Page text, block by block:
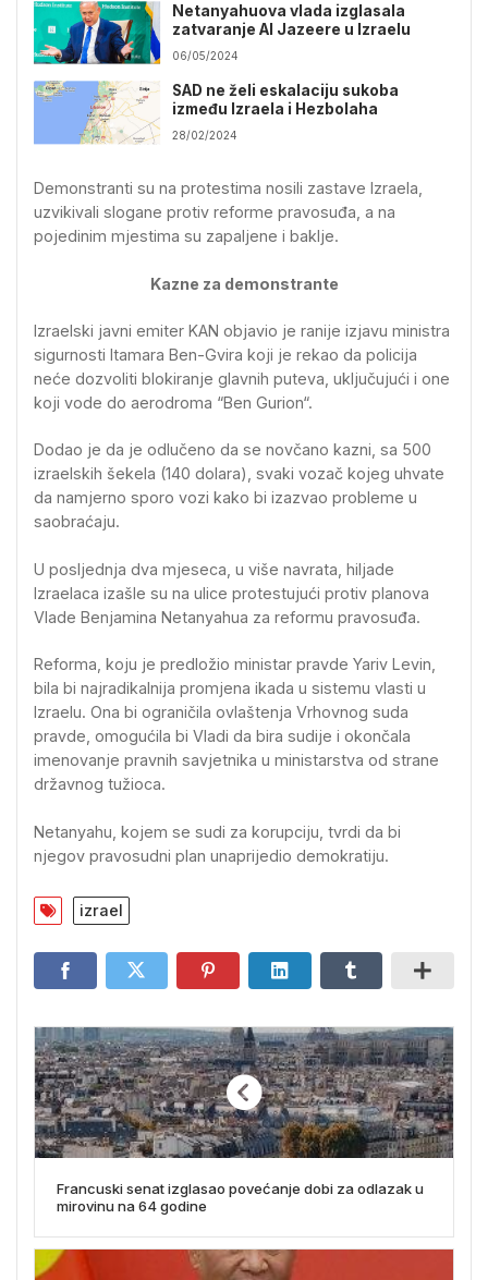
Netanyahuova vlada izglasala
zatvaranje Al Jazeere u Izraelu
06/05/2024
SAD ne želi eskalaciju sukoba
između Izraela i Hezbolaha
28/02/2024
Demonstranti su na protestima nosili zastave Izraela,
uzvikivali slogane protiv reforme pravosuđa, a na
pojedinim mjestima su zapaljene i baklje.
Kazne za demonstrante
Izraelski javni emiter KAN objavio je ranije izjavu ministra
sigurnosti Itamara Ben-Gvira koji je rekao da policija
neće dozvoliti blokiranje glavnih puteva, uključujući i one
koji vode do aerodroma “Ben Gurion“.
Dodao je da je odlučeno da se novčano kazni, sa 500
izraelskih šekela (140 dolara), svaki vozač kojeg uhvate
da namjerno sporo vozi kako bi izazvao probleme u
saobraćaju.
U posljednja dva mjeseca, u više navrata, hiljade
Izraelaca izašle su na ulice protestujući protiv planova
Vlade Benjamina Netanyahua za reformu pravosuđa.
Reforma, koju je predložio ministar pravde Yariv Levin,
bila bi najradikalnija promjena ikada u sistemu vlasti u
Izraelu. Ona bi ograničila ovlaštenja Vrhovnog suda
pravde, omogućila bi Vladi da bira sudije i okončala
imenovanje pravnih savjetnika u ministarstva od strane
državnog tužioca.
Netanyahu, kojem se sudi za korupciju, tvrdi da bi
njegov pravosudni plan unaprijedio demokratiju.
izrael
Francuski senat izglasao povećanje dobi za odlazak u
mirovinu na 64 godine